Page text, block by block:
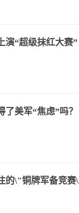
演“超级抹红大赛”
美军“焦虑”吗？
的\"铜牌军备竞赛\"